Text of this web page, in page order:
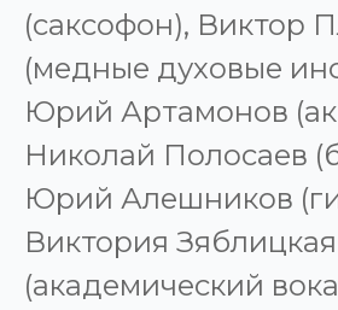
(саксофон), Виктор
(медные духовые
Юрий Артамонов
Николай Полосаев
Юрий Алешников
Виктория Зяблицкая
(академический